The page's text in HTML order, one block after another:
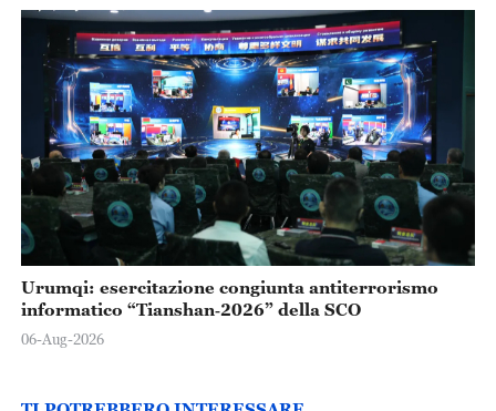
Urumqi: esercitazione congiunta antiterrorismo
informatico “Tianshan‑2026” della SCO
06-Aug-2026